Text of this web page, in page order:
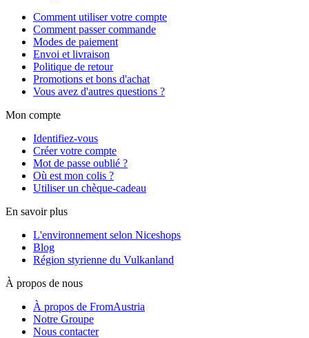
Comment utiliser votre compte
Comment passer commande
Modes de paiement
Envoi et livraison
Politique de retour
Promotions et bons d'achat
Vous avez d'autres questions ?
Mon compte
Identifiez-vous
Créer votre compte
Mot de passe oublié ?
Où est mon colis ?
Utiliser un chèque-cadeau
En savoir plus
L'environnement selon Niceshops
Blog
Région styrienne du Vulkanland
À propos de nous
À propos de FromAustria
Notre Groupe
Nous contacter